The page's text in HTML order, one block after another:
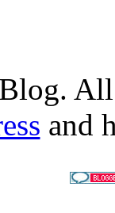
All
and